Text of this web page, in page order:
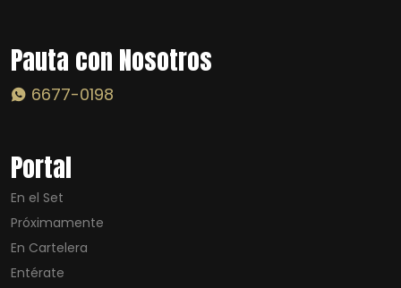
Pauta con Nosotros
6677-0198
Portal
En el Set
Próximamente
En Cartelera
Entérate